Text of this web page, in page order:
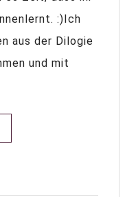
:)Ich
aus der Dilogie
und mit